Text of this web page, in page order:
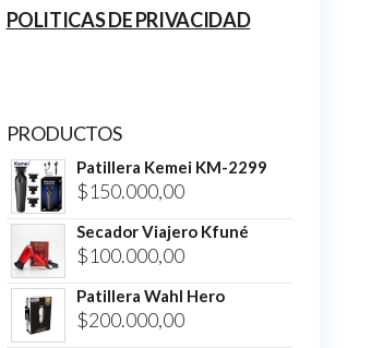
POLITICAS DE PRIVACIDAD
PRODUCTOS
Patillera Kemei KM-2299
$150.000,00
Secador Viajero Kfuné
$100.000,00
Patillera Wahl Hero
$200.000,00